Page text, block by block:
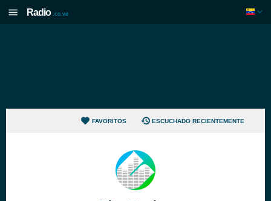
Radio .co.ve
FAVORITOS ESCUCHADO RECIENTEMENTE